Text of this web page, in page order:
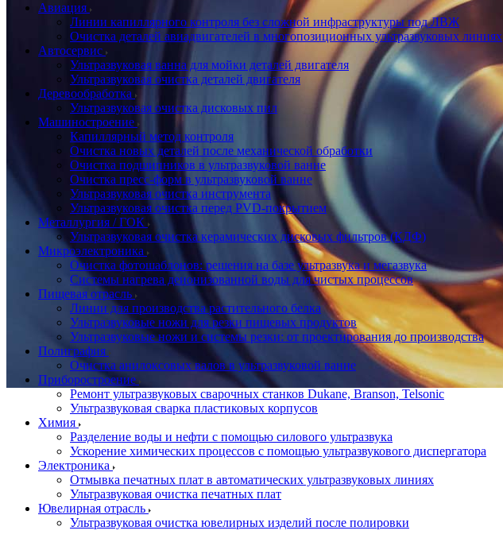
Авиация
Линии капиллярного контроля без сложной инфраструктуры под ЛВЖ
Очистка деталей авиадвигателей в многопозиционных ультразвуковых линиях
Автосервис
Ультразвуковая ванна для мойки деталей двигателя
Ультразвуковая очистка деталей двигателя
Деревообработка
Ультразвуковая очистка дисковых пил
Машиностроение
Капиллярный метод контроля
Очистка новых деталей после механической обработки
Очистка подшипников в ультразвуковой ванне
Очистка пресс-форм в ультразвуковой ванне
Ультразвуковая очистка инструмента
Ультразвуковая очистка перед PVD-покрытием
Металлургия / ГОК
Ультразвуковая очистка керамических дисковых фильтров (КДФ)
Микроэлектроника
Очистка фотошаблонов: решения на базе ультразвука и мегазвука
Системы нагрева деионизованной воды для чистых процессов
Пищевая отрасль
Линии для производства растительного белка
Ультразвуковые ножи для резки пищевых продуктов
Ультразвуковые ножи и системы резки: от проектирования до производства
Полиграфия
Очистка анилоксовых валов в ультразвуковой ванне
Приборостроение
Ремонт ультразвуковых сварочных станков Dukane, Branson, Telsonic
Ультразвуковая сварка пластиковых корпусов
Химия
Разделение воды и нефти с помощью силового ультразвука
Ускорение химических процессов с помощью ультразвукового диспергатора
Электроника
Отмывка печатных плат в автоматических ультразвуковых линиях
Ультразвуковая очистка печатных плат
Ювелирная отрасль
Ультразвуковая очистка ювелирных изделий после полировки